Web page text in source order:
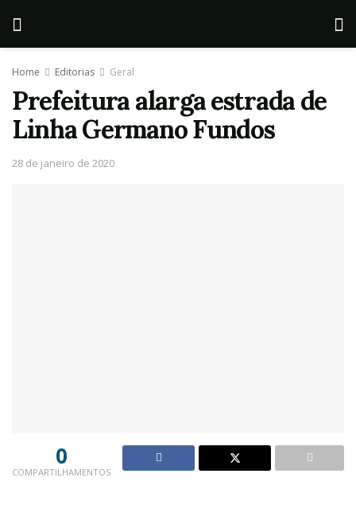
Home Editorias Geral
Prefeitura alarga estrada de
Linha Germano Fundos
28 de janeiro de 2020
0
COMPARTILHAMENTOS